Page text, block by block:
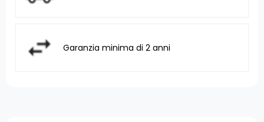
Garanzia minima di 2 anni